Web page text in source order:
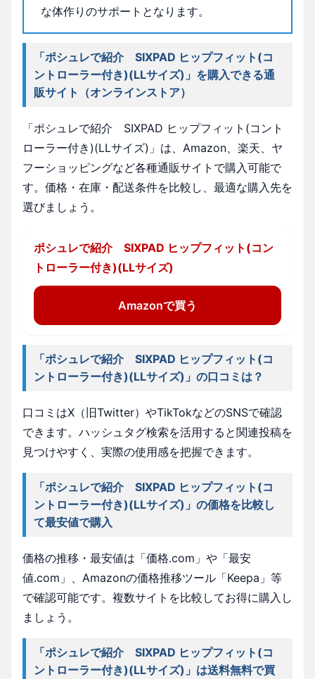
な体作りのサポートとなります。
「ポシュレで紹介 SIXPAD ヒップフィット(コ
ントローラー付き)(LLサイズ)」を購入できる通
販サイト（オンラインストア）
「ポシュレで紹介 SIXPAD ヒップフィット(コント
ローラー付き)(LLサイズ)」は、Amazon、楽天、ヤ
フーショッピングなど各種通販サイトで購入可能で
す。価格・在庫・配送条件を比較し、最適な購入先を
選びましょう。
ポシュレで紹介 SIXPAD ヒップフィット(コン
トローラー付き)(LLサイズ)
Amazonで買う
「ポシュレで紹介 SIXPAD ヒップフィット(コ
ントローラー付き)(LLサイズ)」の口コミは？
口コミはX（旧Twitter）やTikTokなどのSNSで確認
できます。ハッシュタグ検索を活用すると関連投稿を
見つけやすく、実際の使用感を把握できます。
「ポシュレで紹介 SIXPAD ヒップフィット(コ
ントローラー付き)(LLサイズ)」の価格を比較し
て最安値で購入
価格の推移・最安値は「価格.com」や「最安
値.com」、Amazonの価格推移ツール「Keepa」等
で確認可能です。複数サイトを比較してお得に購入し
ましょう。
「ポシュレで紹介 SIXPAD ヒップフィット(コ
ントローラー付き)(LLサイズ)」は送料無料で買